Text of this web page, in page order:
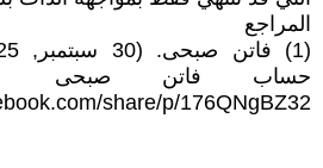
المراجع
حساب فاتن صبحى
share/p/176QNgBZ32/